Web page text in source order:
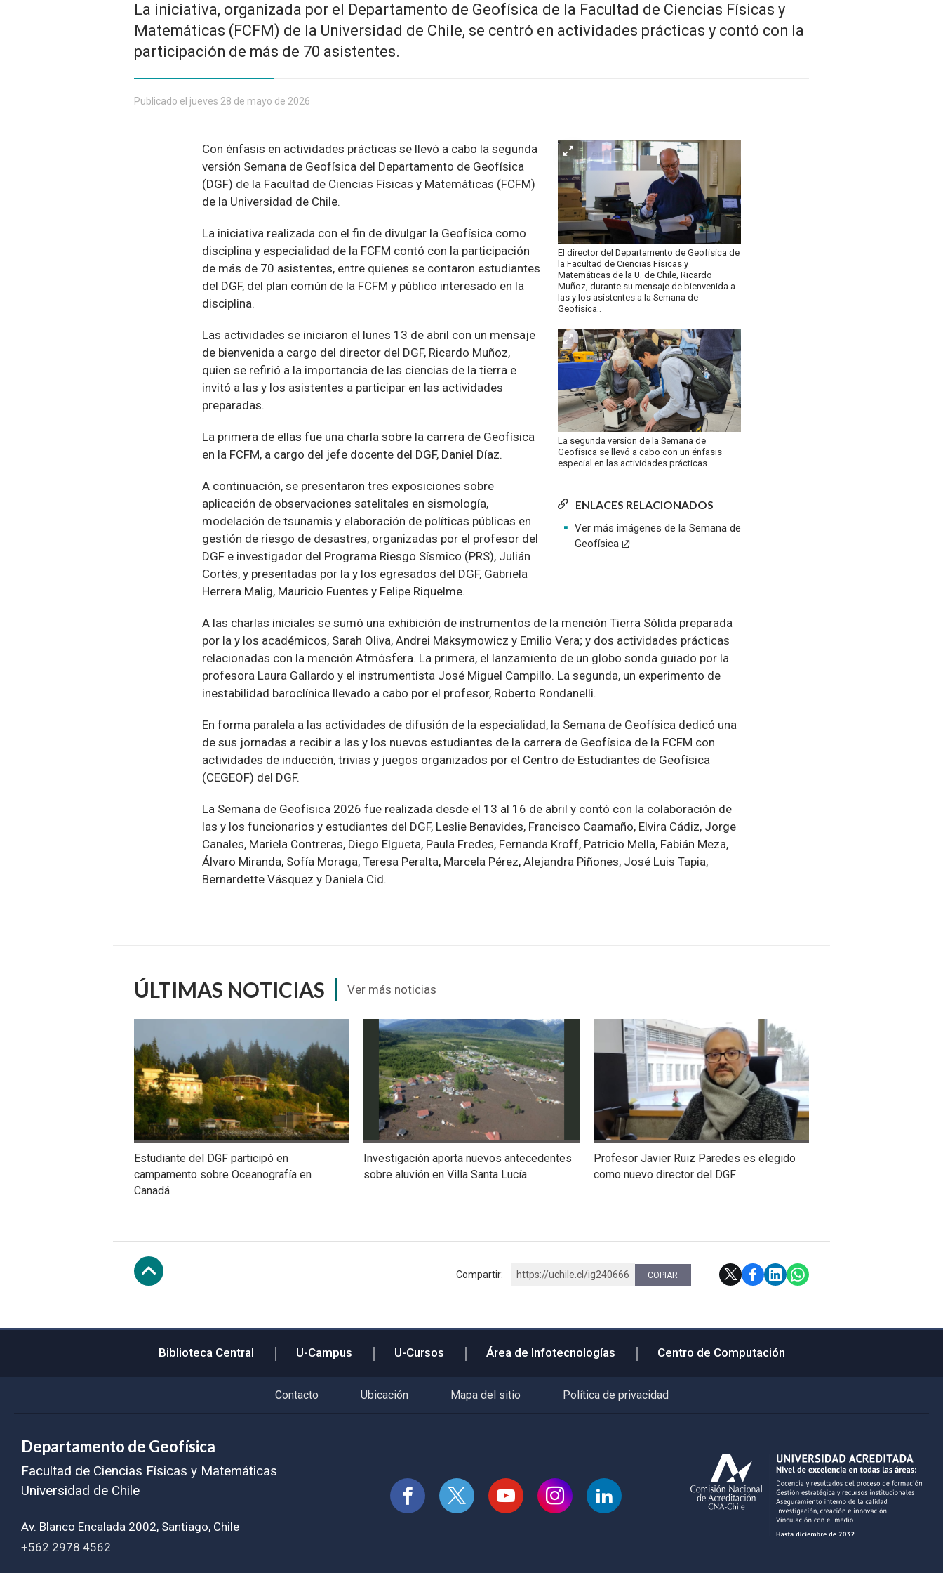
La iniciativa, organizada por el Departamento de Geofísica de la Facultad de Ciencias Físicas y
Matemáticas (FCFM) de la Universidad de Chile, se centró en actividades prácticas y contó con la
participación de más de 70 asistentes.
Publicado el jueves 28 de mayo de 2026
El director del Departamento de Geofísica de
la Facultad de Ciencias Físicas y
Matemáticas de la U. de Chile, Ricardo
Muñoz, durante su mensaje de bienvenida a
las y los asistentes a la Semana de
Geofísica..
La segunda version de la Semana de
Geofísica se llevó a cabo con un énfasis
especial en las actividades prácticas.
ENLACES RELACIONADOS
Ver más imágenes de la Semana de
Geofísica
Con énfasis en actividades prácticas se llevó a cabo la segunda
versión Semana de Geofísica del Departamento de Geofísica
(DGF) de la Facultad de Ciencias Físicas y Matemáticas (FCFM)
de la Universidad de Chile.
La iniciativa realizada con el fin de divulgar la Geofísica como
disciplina y especialidad de la FCFM contó con la participación
de más de 70 asistentes, entre quienes se contaron estudiantes
del DGF, del plan común de la FCFM y público interesado en la
disciplina.
Las actividades se iniciaron el lunes 13 de abril con un mensaje
de bienvenida a cargo del director del DGF, Ricardo Muñoz,
quien se refirió a la importancia de las ciencias de la tierra e
invitó a las y los asistentes a participar en las actividades
preparadas.
La primera de ellas fue una charla sobre la carrera de Geofísica
en la FCFM, a cargo del jefe docente del DGF, Daniel Díaz.
A continuación, se presentaron tres exposiciones sobre
aplicación de observaciones satelitales en sismología,
modelación de tsunamis y elaboración de políticas públicas en
gestión de riesgo de desastres, organizadas por el profesor del
DGF e investigador del Programa Riesgo Sísmico (PRS), Julián
Cortés, y presentadas por la y los egresados del DGF, Gabriela
Herrera Malig, Mauricio Fuentes y Felipe Riquelme.
A las charlas iniciales se sumó una exhibición de instrumentos de la mención Tierra Sólida preparada
por la y los académicos, Sarah Oliva, Andrei Maksymowicz y Emilio Vera; y dos actividades prácticas
relacionadas con la mención Atmósfera. La primera, el lanzamiento de un globo sonda guiado por la
profesora Laura Gallardo y el instrumentista José Miguel Campillo. La segunda, un experimento de
inestabilidad baroclínica llevado a cabo por el profesor, Roberto Rondanelli.
En forma paralela a las actividades de difusión de la especialidad, la Semana de Geofísica dedicó una
de sus jornadas a recibir a las y los nuevos estudiantes de la carrera de Geofísica de la FCFM con
actividades de inducción, trivias y juegos organizados por el Centro de Estudiantes de Geofísica
(CEGEOF) del DGF.
La Semana de Geofísica 2026 fue realizada desde el 13 al 16 de abril y contó con la colaboración de
las y los funcionarios y estudiantes del DGF, Leslie Benavides, Francisco Caamaño, Elvira Cádiz, Jorge
Canales, Mariela Contreras, Diego Elgueta, Paula Fredes, Fernanda Kroff, Patricio Mella, Fabián Meza,
Álvaro Miranda, Sofía Moraga, Teresa Peralta, Marcela Pérez, Alejandra Piñones, José Luis Tapia,
Bernardette Vásquez y Daniela Cid.
ÚLTIMAS NOTICIAS Ver más noticias
Estudiante del DGF participó en
campamento sobre Oceanografía en
Canadá
Investigación aporta nuevos antecedentes
sobre aluvión en Villa Santa Lucía
Profesor Javier Ruiz Paredes es elegido
como nuevo director del DGF
Compartir: https://uchile.cl/ig240666 COPIAR
Biblioteca Central U-Campus U-Cursos Área de Infotecnologías Centro de Computación
Contacto Ubicación Mapa del sitio Política de privacidad
Departamento de Geofísica
Facultad de Ciencias Físicas y Matemáticas
Universidad de Chile
Av. Blanco Encalada 2002, Santiago, Chile
+562 2978 4562